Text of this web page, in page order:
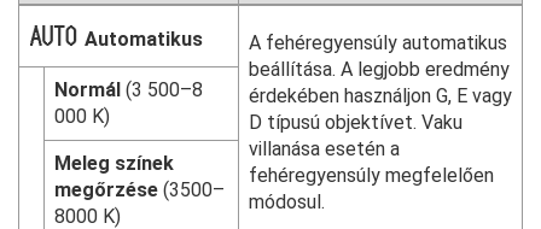
v Automatikus
A fehéregyensúly automatikus
beállítása. A legjobb eredmény
érdekében használjon G, E vagy
D típusú objektívet. Vaku
villanása esetén a
fehéregyensúly megfelelően
módosul.
Normál (3 500–8
000 K)
Meleg színek
megőrzése (3500–
8000 K)